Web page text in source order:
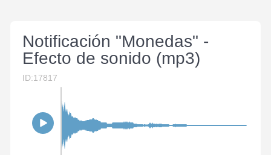
Notificación "Monedas" -
Efecto de sonido (mp3)
ID:17817